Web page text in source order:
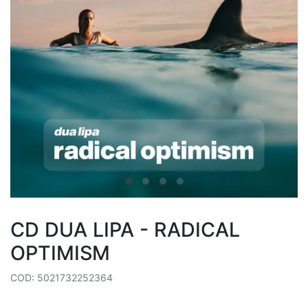
CD DUA LIPA - RADICAL
OPTIMISM
COD: 5021732252364